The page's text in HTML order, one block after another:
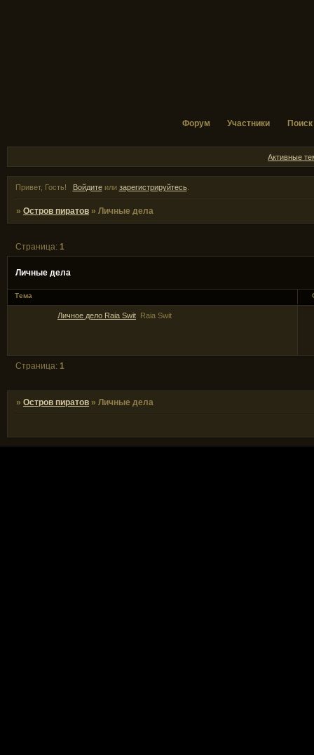
Форум Участники Поиск
Активные
Привет, Гость! Войдитеили зарегистрируйтесь.
»Остров пиратов »Личные дела
Личные дела
Страница:1
Тема
Личное дело Raia Swit Raia Swit
Страница: 1
»Остров пиратов »Личные дела